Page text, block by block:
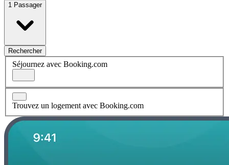
1 Passager
Rechercher
Séjournez avec Booking.com
Trouvez un logement avec Booking.com